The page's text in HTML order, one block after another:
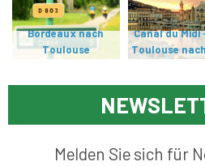
Garonne-Kanal - von
Bordeaux nach
Toulouse
Canal du Midi
Toulouse
Melden Sie sich für